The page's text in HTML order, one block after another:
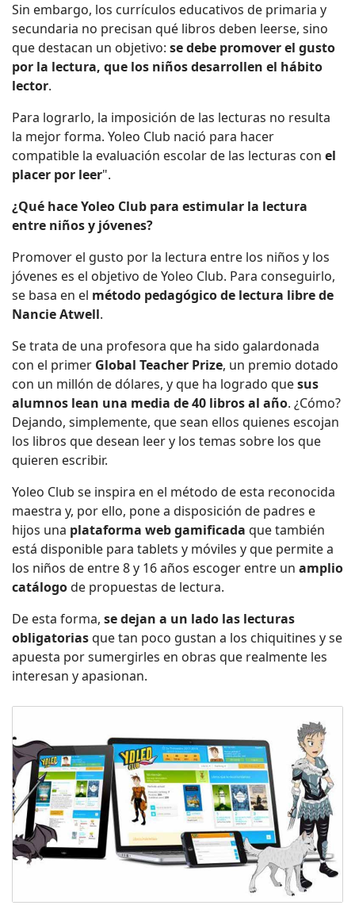
Sin embargo, los currículos educativos de primaria y
secundaria no precisan qué libros deben leerse, sino
que destacan un objetivo: se debe promover el gusto
por la lectura, que los niños desarrollen el hábito
lector.
Para lograrlo, la imposición de las lecturas no resulta
la mejor forma. Yoleo Club nació para hacer
compatible la evaluación escolar de las lecturas con el
placer por leer".
¿Qué hace Yoleo Club para estimular la lectura
entre niños y jóvenes?
Promover el gusto por la lectura entre los niños y los
jóvenes es el objetivo de Yoleo Club. Para conseguirlo,
se basa en el método pedagógico de lectura libre de
Nancie Atwell.
Se trata de una profesora que ha sido galardonada
con el primer Global Teacher Prize, un premio dotado
con un millón de dólares, y que ha logrado quesus
alumnos lean una media de 40 libros al año. ¿Cómo?
Dejando, simplemente, que sean ellos quienes escojan
los libros que desean leer y los temas sobre los que
quieren escribir.
Yoleo Club se inspira en el método de esta reconocida
maestra y, por ello, pone a disposición de padres e
hijos una plataforma web gamificada que también
está disponible para tablets y móviles y que permite a
los niños de entre 8 y 16 años escoger entre un amplio
catálogode propuestas de lectura.
De esta forma, se dejan a un lado las lecturas
obligatoriasque tan poco gustan a los chiquitines y se
apuesta por sumergirles en obras que realmente les
interesan y apasionan.